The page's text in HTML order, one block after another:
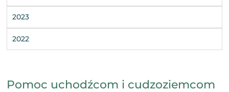
2023
2022
Pomoc uchodźcom i cudzoziemcom